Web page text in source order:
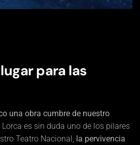
para las
una obra cumbre de nuestro
Lorca es sin duda uno de los pilares
Teatro Nacional, la pervivencia